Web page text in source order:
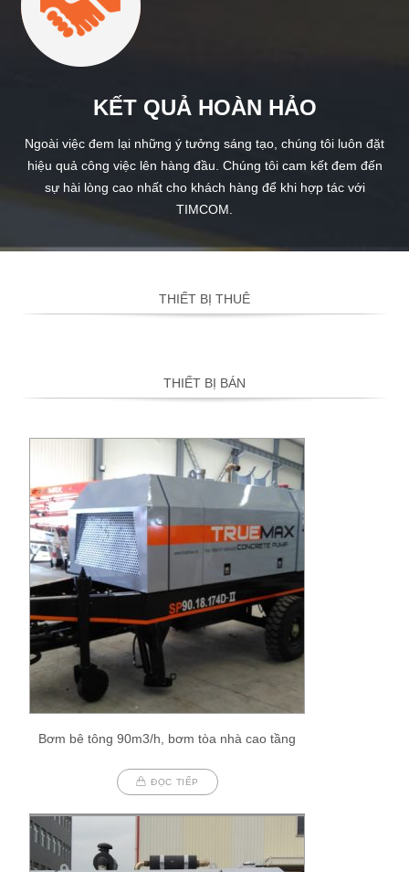
KẾT QUẢ HOÀN HẢO
Ngoài việc đem lại những ý tưởng sáng tạo, chúng tôi luôn đặt
hiệu quả công việc lên hàng đầu. Chúng tôi cam kết đem đến
sự hài lòng cao nhất cho khách hàng để khi hợp tác với
TIMCOM.
THIẾT BỊ THUÊ
THIẾT BỊ BÁN
Bơm bê tông 90m3/h, bơm tòa nhà cao tầng
ĐỌC TIẾP